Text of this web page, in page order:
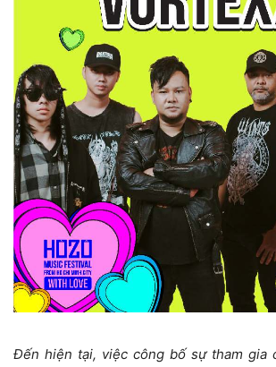
Đến hiện tại, việc công bố sự tham gia